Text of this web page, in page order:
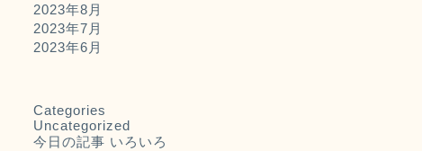
2023年8月
2023年7月
2023年6月
Categories
Uncategorized
今日の記事 いろいろ